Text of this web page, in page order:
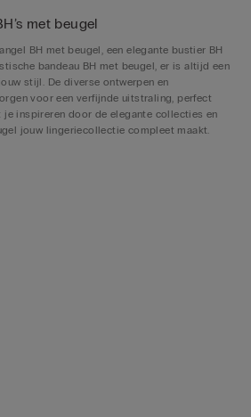
met beugel
BH met beugel, een elegante bustier BH
bandeau BH met beugel, er is altijd een
stijl. De diverse ontwerpen en
voor een verfijnde uitstraling, perfect
je inspireren door de elegante collecties en
jouw lingeriecollectie compleet maakt.